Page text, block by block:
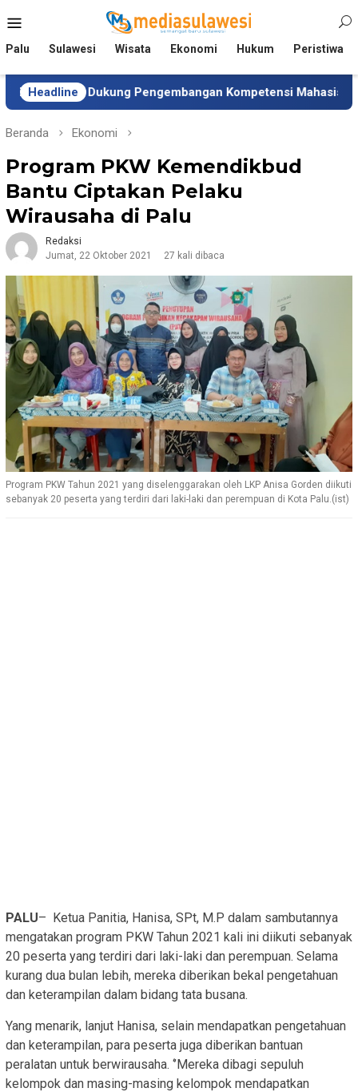
ke
Mobile
Palu Sulawesi Wisata Ekonomi Hukum Peristiwa
Headline
Dukung Pengembangan Kompetensi Mahasiswa Tim
Beranda Ekonomi
Program PKW Kemendikbud
Bantu Ciptakan Pelaku
Wirausaha di Palu
Redaksi
Jumat, 22 Oktober 2021
27 kali dibaca
Program PKW Tahun 2021 yang diselenggarakan oleh LKP Anisa Gorden diikuti
sebanyak 20 peserta yang terdiri dari laki-laki dan perempuan di Kota Palu.(ist)
PALU– Ketua Panitia, Hanisa, SPt, M.P dalam sambutannya
mengatakan program PKW Tahun 2021 kali ini diikuti sebanyak
20 peserta yang terdiri dari laki-laki dan perempuan. Selama
kurang dua bulan lebih, mereka diberikan bekal pengetahuan
dan keterampilan dalam bidang tata busana.
Yang menarik, lanjut Hanisa, selain mendapatkan pengetahuan
dan keterampilan, para peserta juga diberikan bantuan
peralatan untuk berwirausaha. ‘’Mereka dibagi sepuluh
kelompok dan masing-masing kelompok mendapatkan